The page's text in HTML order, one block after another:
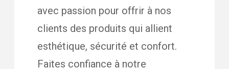
avec passion pour offrir à nos
clients des produits qui allient
esthétique, sécurité et confort.
Faites confiance à notre